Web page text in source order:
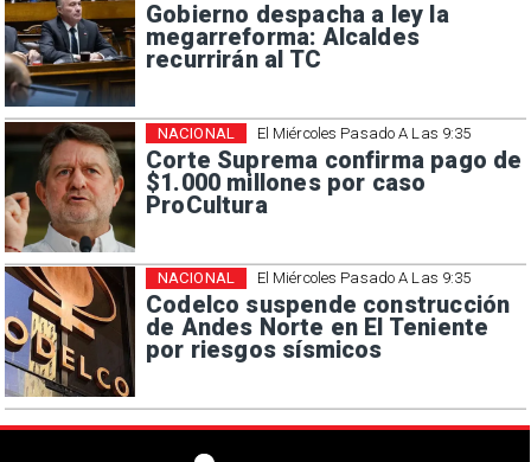
Gobierno despacha a ley la
megarreforma: Alcaldes
recurrirán al TC
El Miércoles Pasado A Las 9:35
Corte Suprema confirma pago de
$1.000 millones por caso
ProCultura
NACIONAL
El Miércoles Pasado A Las 9:35
Codelco suspende construcción
de Andes Norte en El Teniente
por riesgos sísmicos
NACIONAL